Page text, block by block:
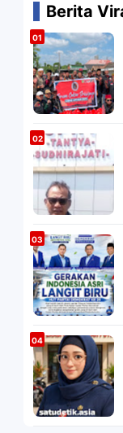
Berita